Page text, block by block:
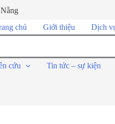
chủ Giới thiệu Dịch
cứu Tin tức – sự kiện